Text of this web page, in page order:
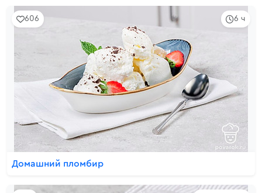
6 ч
606
Домашний пломбир